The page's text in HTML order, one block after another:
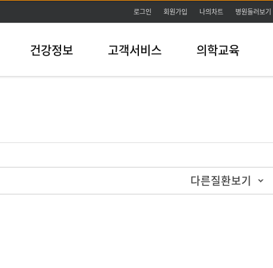
본문바로가기
로그인 회원가입 나의차트 병원둘러보기
건강정보 고객서비스 의학교육
다른질환보기